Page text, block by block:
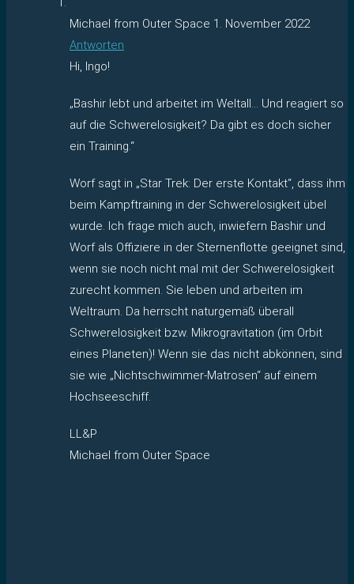
Michael from Outer Space 1. November 2022
Antworten
Hi, Ingo!
„Bashir lebt und arbeitet im Weltall… Und reagiert so
auf die Schwerelosigkeit? Da gibt es doch sicher
ein Training.“
Worf sagt in „Star Trek: Der erste Kontakt“, dass ihm
beim Kampftraining in der Schwerelosigkeit übel
wurde. Ich frage mich auch, inwiefern Bashir und
Worf als Offiziere in der Sternenflotte geeignet sind,
wenn sie noch nicht mal mit der Schwerelosigkeit
zurecht kommen. Sie leben und arbeiten im
Weltraum. Da herrscht naturgemäß überall
Schwerelosigkeit bzw. Mikrogravitation (im Orbit
eines Planeten)! Wenn sie das nicht abkönnen, sind
sie wie „Nichtschwimmer-Matrosen“ auf einem
Hochseeschiff.
LL&P
Michael from Outer Space